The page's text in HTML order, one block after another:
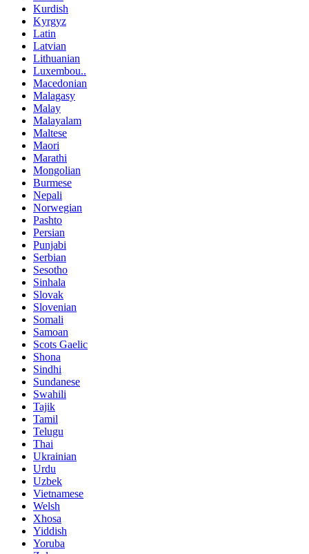
Kurdish
Kyrgyz
Latin
Latvian
Lithuanian
Luxembou..
Macedonian
Malagasy
Malay
Malayalam
Maltese
Maori
Marathi
Mongolian
Burmese
Nepali
Norwegian
Pashto
Persian
Punjabi
Serbian
Sesotho
Sinhala
Slovak
Slovenian
Somali
Samoan
Scots Gaelic
Shona
Sindhi
Sundanese
Swahili
Tajik
Tamil
Telugu
Thai
Ukrainian
Urdu
Uzbek
Vietnamese
Welsh
Xhosa
Yiddish
Yoruba